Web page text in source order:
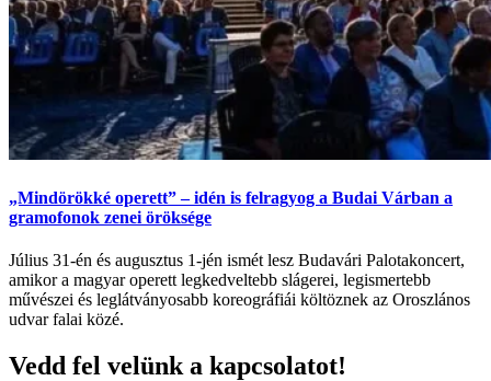
„Mindörökké operett” – idén is felragyog a Budai Várban a
gramofonok zenei öröksége
Július 31-én és augusztus 1-jén ismét lesz Budavári Palotakoncert,
amikor a magyar operett legkedveltebb slágerei, legismertebb
művészei és leglátványosabb koreográfiái költöznek az Oroszlános
udvar falai közé.
Vedd fel velünk a kapcsolatot!